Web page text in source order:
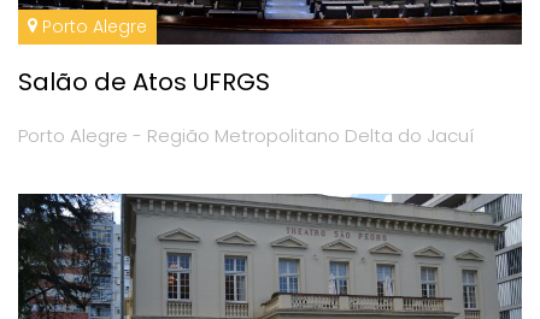
Porto Alegre
Salão de Atos UFRGS
Porto Alegre - Região Metropolitano Delta do Jacuí